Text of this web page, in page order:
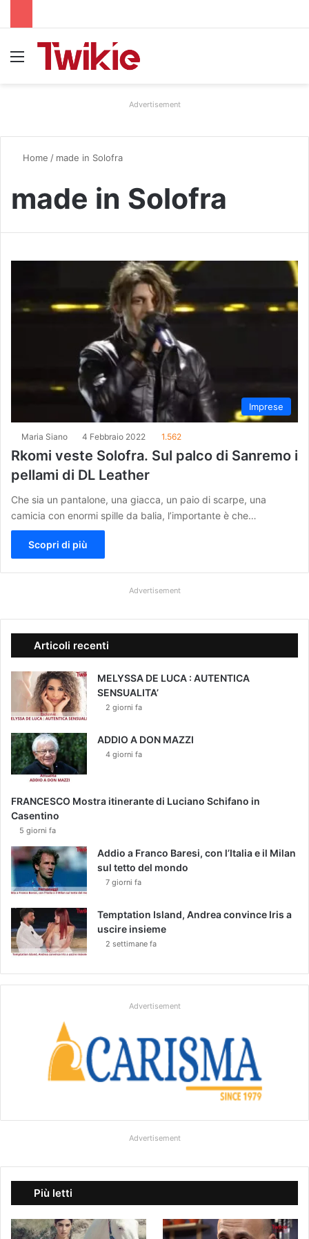
Advertisement
Home / made in Solofra
made in Solofra
Imprese
Maria Siano 4 Febbraio 2022 1.562
Rkomi veste Solofra. Sul palco di Sanremo i
pellami di DL Leather
Che sia un pantalone, una giacca, un paio di scarpe, una
camicia con enormi spille da balia, l’importante è che…
Scopri di più
Advertisement
Articoli recenti
MELYSSA DE LUCA : AUTENTICA
SENSUALITA’
2 giorni fa
ADDIO A DON MAZZI
4 giorni fa
FRANCESCO Mostra itinerante di Luciano Schifano in
Casentino
5 giorni fa
Addio a Franco Baresi, con l’Italia e il Milan
sul tetto del mondo
7 giorni fa
Temptation Island, Andrea convince Iris a
uscire insieme
2 settimane fa
Advertisement
Advertisement
Più letti